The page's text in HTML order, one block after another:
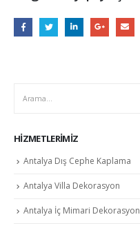
HIZMETLERIMIZ
Antalya Dış Cephe Kaplama
Antalya Villa Dekorasyon
Antalya İç Mimari Dekorasyon